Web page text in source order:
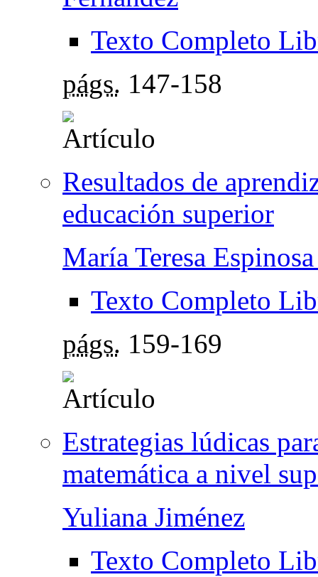
Texto Completo
págs. 147-158
Resultados de
educación superior
María Teresa
Texto Completo
págs. 159-169
Estrategias lúdicas
matemática a nivel
Yuliana Jiménez
Texto Completo